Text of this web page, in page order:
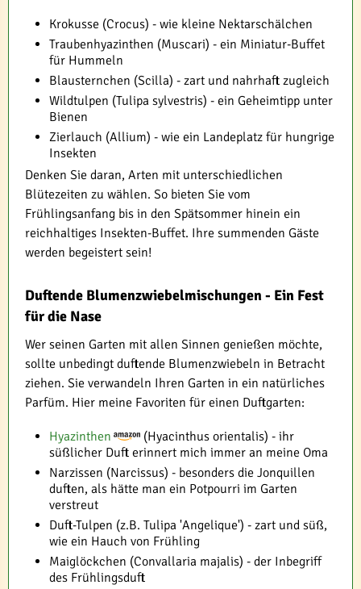
Krokusse (Crocus) - wie kleine Nektarschälchen
Traubenhyazinthen (Muscari) - ein Miniatur-Buffet
für Hummeln
Blausternchen (Scilla) - zart und nahrhaft zugleich
Wildtulpen (Tulipa sylvestris) - ein Geheimtipp unter
Bienen
Zierlauch (Allium) - wie ein Landeplatz für hungrige
Insekten
Denken Sie daran, Arten mit unterschiedlichen
Blütezeiten zu wählen. So bieten Sie vom
Frühlingsanfang bis in den Spätsommer hinein ein
reichhaltiges Insekten-Buffet. Ihre summenden Gäste
werden begeistert sein!
Duftende Blumenzwiebelmischungen - Ein Fest
für die Nase
Wer seinen Garten mit allen Sinnen genießen möchte,
sollte unbedingt duftende Blumenzwiebeln in Betracht
ziehen. Sie verwandeln Ihren Garten in ein natürliches
Parfüm. Hier meine Favoriten für einen Duftgarten:
Hyazinthen
(Hyacinthus orientalis) - ihr
süßlicher Duft erinnert mich immer an meine Oma
Narzissen (Narcissus) - besonders die Jonquillen
duften, als hätte man ein Potpourri im Garten
verstreut
Duft-Tulpen (z.B. Tulipa 'Angelique') - zart und süß,
wie ein Hauch von Frühling
Maiglöckchen (Convallaria majalis) - der Inbegriff
des Frühlingsduft